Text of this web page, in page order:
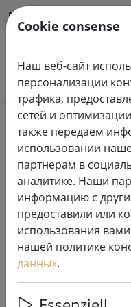
RU
Поиск продуктов
Home Свечи
Пульт
управления
Cookie consense
Наш веб-сайт
персонализации
трафика,
сетей и
также передаем
использовании
партнерам в
аналитике. Наши
информацию с
предоставили или
использования
нашей политике
данных.